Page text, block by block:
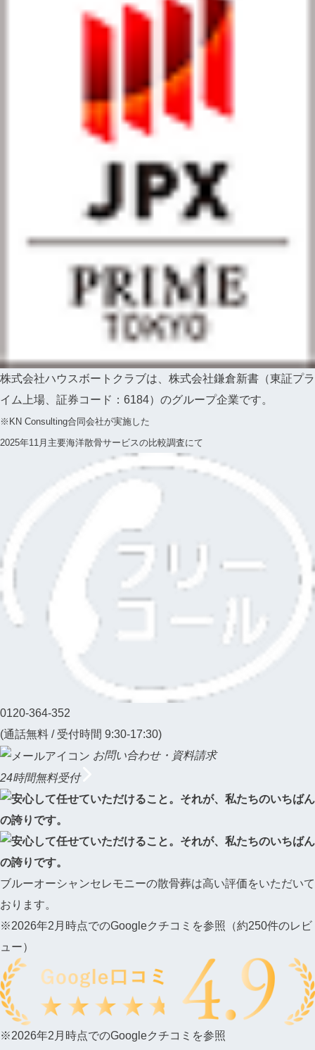
株式会社ハウスボートクラブは、 株式会社鎌倉新書（東証プラ
イム上場、証券コード：6184）のグループ企業です。
※KN Consulting合同会社が実施した
2025年11月主要海洋散骨サービスの比較調査にて
0120-364-352
(通話無料 / 受付時間 9:30-17:30)
お問い合わせ・資料請求
24時間無料受付
ブルーオーシャンセレモニーの散骨葬は高い評価をいただいて
おります。
※2026年2月時点でのGoogleクチコミ を参照（約250件のレビ
ュー）
※2026年2月時点でのGoogleクチコミ を参照